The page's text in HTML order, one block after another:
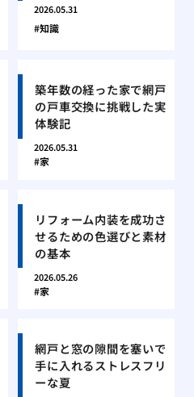
2026.05.31
知識
築年数の経った家で網戸
の戸車交換に挑戦した実
体験記
2026.05.31
家
リフォーム内装を成功さ
せるための色選びと素材
の基本
2026.05.26
家
網戸と窓の隙間を塞いで
手に入れるストレスフリ
ーな夏